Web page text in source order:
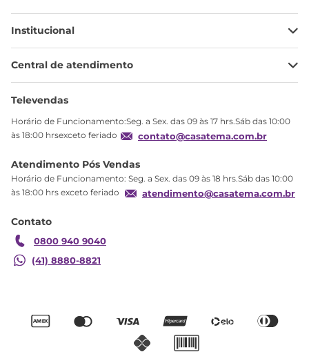
Institucional
Minha Conta
Meus pedidos
Troca
Garantia
Central de atendimento
Ajuda
Televendas
Horário de Funcionamento:Seg. a Sex. das 09 às 17 hrs.Sáb das 10:00
às 18:00 hrsexceto feriado
contato@casatema.com.br
Atendimento Pós Vendas
Horário de Funcionamento: Seg. a Sex. das 09 às 18 hrs.Sáb das 10:00
às 18:00 hrs exceto feriado
atendimento@casatema.com.br
Contato
0800 940 9040
(41) 8880-8821